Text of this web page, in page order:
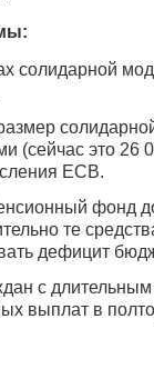
солидарной
это 26
ЕСВ.
фонд
те
дефицит
с
выплат в